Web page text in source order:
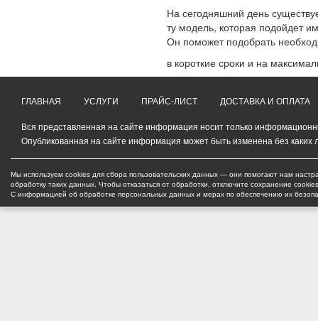
На сегодняшний день
ту модель, которая подойдет
Он поможет подобрать
в короткие сроки и на
ГЛАВНАЯ УСЛУГИ ПРАЙС-ЛИСТ ДОСТАВКА И ОПЛАТА
Вся представленная на сайте информация носит только
Опубликованная на сайте информация может быть изменена без каких
Мы используем cookies для сбора пользовательских данных — они помогают нам
обработку таких данных. Чтобы отказаться от обработки, отключите сохранение
С информацией об обработке персональных данных и мерах по обеспечению их